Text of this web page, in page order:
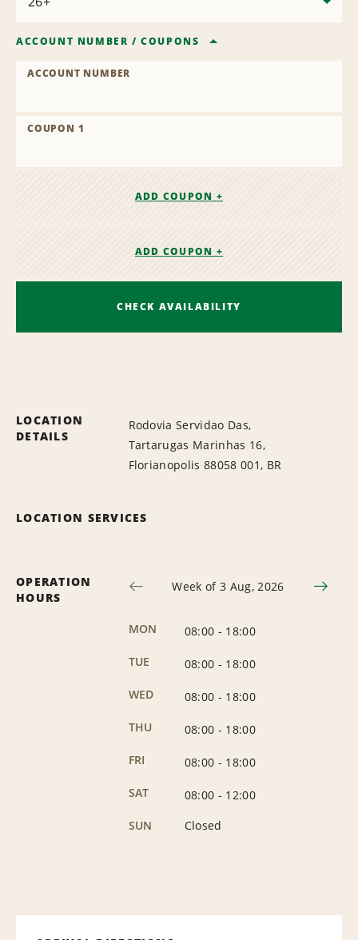
ACCOUNT NUMBER /COUPONS
ACCOUNT NUMBER
COUPON 1
ADD COUPON +
ADD COUPON +
CHECK AVAILABILITY
LOCATION
DETAILS
Rodovia Servidao Das,
Tartarugas Marinhas 16,
Florianopolis 88058 001, BR
LOCATION SERVICES
OPERATION
HOURS
Week of 3 Aug, 2026
MON 08:00 - 18:00
TUE
08:00 - 18:00
WED
08:00 - 18:00
THU
08:00 - 18:00
FRI
08:00 - 18:00
SAT
08:00 - 12:00
SUN
Closed